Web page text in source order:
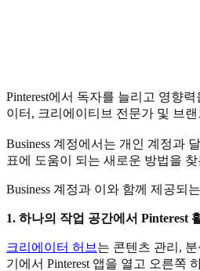
Pinterest에서 독자를 늘리고 영향
이터, 크리에이티브 전문가 및 브
Business 계정에서는 개인 계정과
표에 도움이 되는 새로운 방법을
Business 계정과 이와 함께 제공되
1. 하나의 작업 공간에서 Pinterest
크리에이터 허브 는 콘텐츠 관리,
기에서 Pinterest 앱을 열고 오른쪽